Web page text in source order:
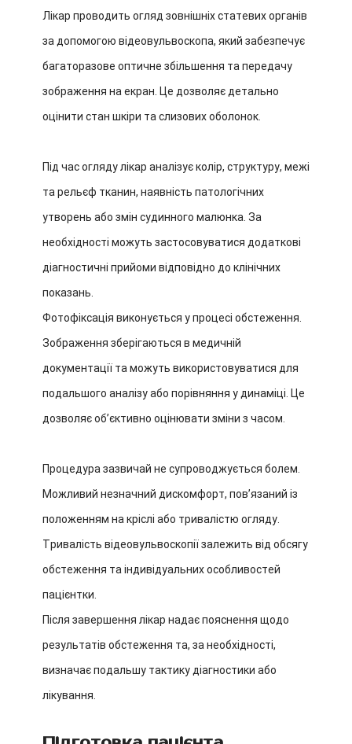
Лікар проводить огляд зовнішніх статевих органів
за допомогою відеовульвоскопа, який забезпечує
багаторазове оптичне збільшення та передачу
зображення на екран. Це дозволяє детально
оцінити стан шкіри та слизових оболонок.
Під час огляду лікар аналізує колір, структуру, межі
та рельєф тканин, наявність патологічних
утворень або змін судинного малюнка. За
необхідності можуть застосовуватися додаткові
діагностичні прийоми відповідно до клінічних
показань.
Фотофіксація виконується у процесі обстеження.
Зображення зберігаються в медичній
документації та можуть використовуватися для
подальшого аналізу або порівняння у динаміці. Це
дозволяє обʼєктивно оцінювати зміни з часом.
Процедура зазвичай не супроводжується болем.
Можливий незначний дискомфорт, повʼязаний із
положенням на кріслі або тривалістю огляду.
Тривалість відеовульвоскопії залежить від обсягу
обстеження та індивідуальних особливостей
пацієнтки.
Після завершення лікар надає пояснення щодо
результатів обстеження та, за необхідності,
визначає подальшу тактику діагностики або
лікування.